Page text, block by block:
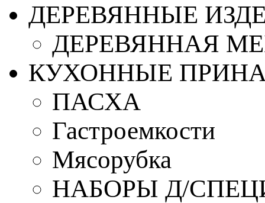
ДЕРЕВЯННЫЕ
ДЕРЕВЯННАЯ
КУХОННЫЕ
ПАСХА
Гастроемкости
Мясорубка
НАБОРЫ Д/